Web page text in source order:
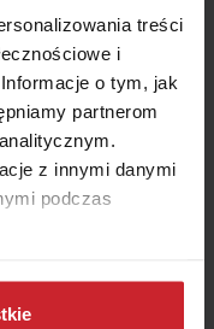
treści
i
o tym, jak
partnerom
z innymi danymi
podczas
jesteśmy, jak
sposób
silniki, opinie
drogach jeździły
w samochodach z
sprowadzonym z
Na polskich
na masce. Mercedes